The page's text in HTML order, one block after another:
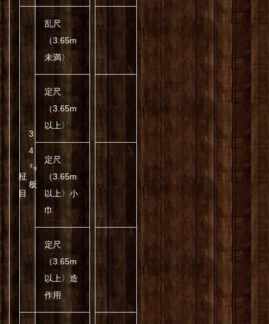
柾
目
3
4
㍉
板
乱尺
（3.65m
未満〉
定尺
（3.65m
以上〉
定尺
（3.65m
以上〉小
巾
定尺
（3.65m
以上〉造
作用